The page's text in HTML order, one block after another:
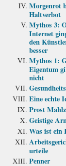
Morgenrot
Haltverbot
Mythos 3:
Internet
den
besser
Mythos 1:
Eigentum
nicht
Eine echte
Prost
Geistige
Was ist ein
urteile
Penner